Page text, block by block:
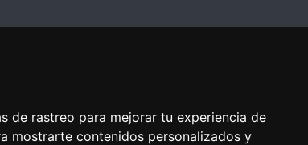
de rastreo para mejorar tu experiencia de
mostrarte contenidos personalizados y